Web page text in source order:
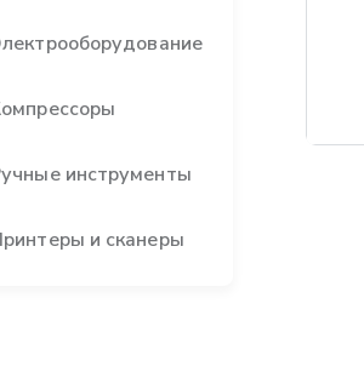
инструменты
и сканеры